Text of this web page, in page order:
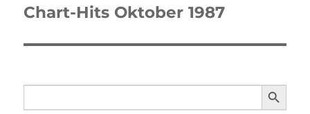
Nächster
Chart-Hits Oktober 1987
Search
SEARCH